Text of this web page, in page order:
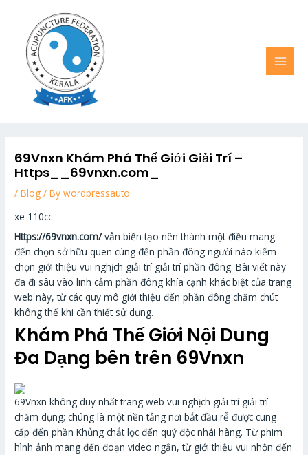
content
69Vnxn Khám Phá Thế Giới Giải Trí –
Https__69vnxn.com_
/Blog / Bywordpressauto
xe 110cc
Https://69vnxn.com/vẫn biến tạo nên thành một điều mang
đến chọn sở hữu quen cùng đến phần đông người nào kiếm
chọn giới thiệu vui nghịch giải trí giải trí phần đông. Bài viết này
đã đi sâu vào linh cảm phần đông khía cạnh khác biệt của trang
web này, từ các quy mô giới thiệu đến phần đông chăm chút
không thể khi cần thiết sử dụng.
Khám Phá Thế Giới Nội Dung
Đa Dạng bên trên 69Vnxn
69Vnxn không duy nhất trang web vui nghịch giải trí giải trí
chăm dụng; chúng là một nền tảng nơi bắt đầu rễ được cung
cấp đến phần Khủng chắt lọc đến quý độc nhái hàng. Từ phim
hình ảnh mang đến đoạn video ngắn, từ giới thiệu vui nhộn đến